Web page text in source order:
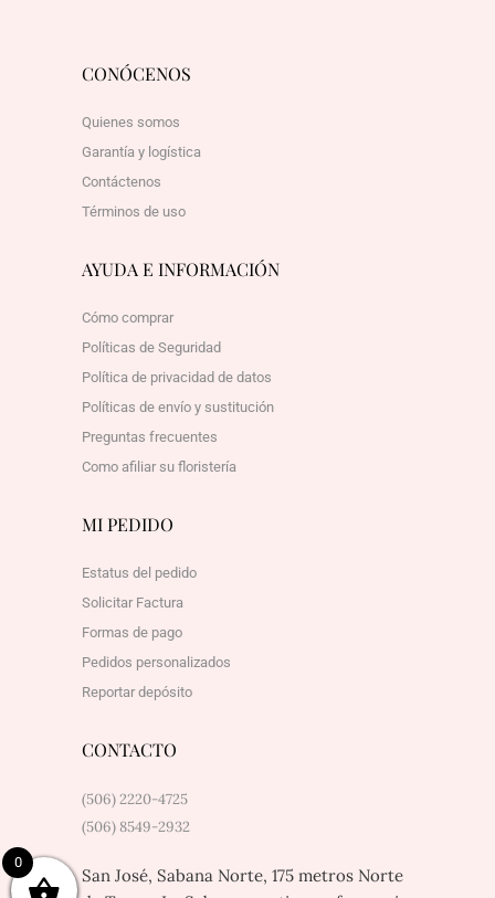
CONÓCENOS
Quienes somos
Garantía y logística
Contáctenos
Términos de uso
AYUDA E INFORMACIÓN
Cómo comprar
Políticas de Seguridad
Política de privacidad de datos
Políticas de envío y sustitución
Preguntas frecuentes
Como afiliar su floristería
MI PEDIDO
Estatus del pedido
Solicitar Factura
Formas de pago
Pedidos personalizados
Reportar depósito
CONTACTO
(506) 2220-4725
(506) 8549-2932
San José, Sabana Norte, 175 metros Norte
0